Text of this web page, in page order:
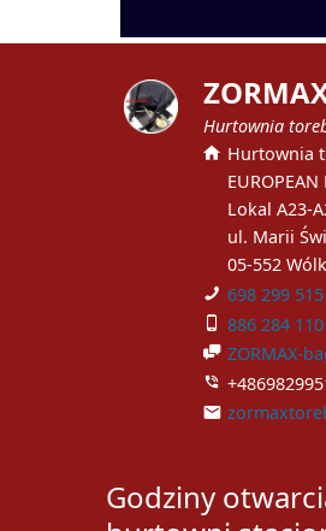
EUROPEAN Polskie
Lokal A23-
ul. Marii
05-552
698 299 515
886 284 110
ZORMAX-
Godziny